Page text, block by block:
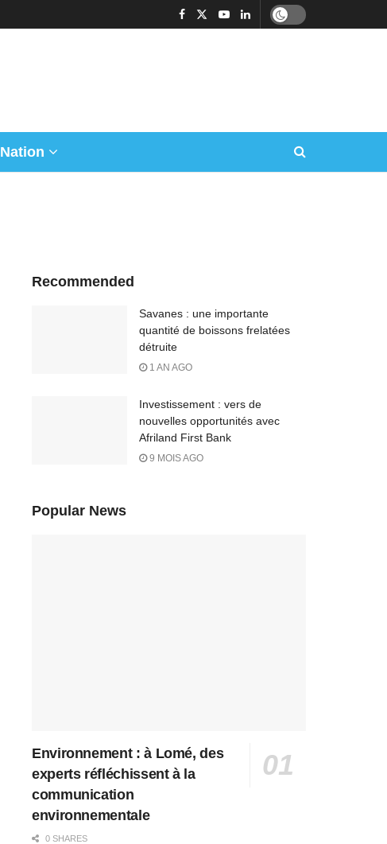
Nation
Recommended
Savanes : une importante
quantité de boissons frelatées
détruite
1 AN AGO
Investissement : vers de
nouvelles opportunités avec
Afriland First Bank
9 MOIS AGO
Popular News
Environnement : à Lomé, des
experts réfléchissent à la
communication
environnementale
0 SHARES